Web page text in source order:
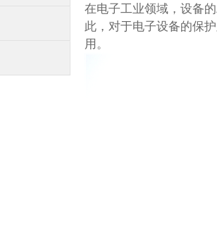
在电子工业领域，设备
此，对于电子设备的保
用。